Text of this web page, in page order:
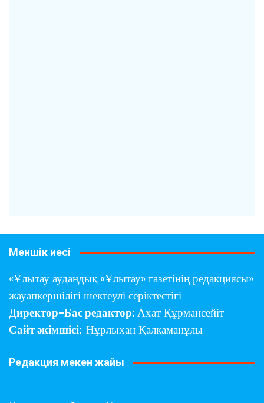
Меншік иесі
«Ұлытау аудандық «Ұлытау» газетінің редакциясы»
жауапкершілігі шектеулі серіктестігі
Директор-Бас редактор: Ахат Құрмансейіт
Сайт әкімшісі: Нұрлыхан Қалқаманұлы
Редакция мекен жайы